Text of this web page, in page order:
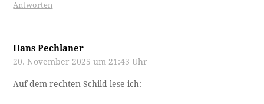
Antworten
Hans Pechlaner
20. November 2025 um 21:43 Uhr
Auf dem rechten Schild lese ich: